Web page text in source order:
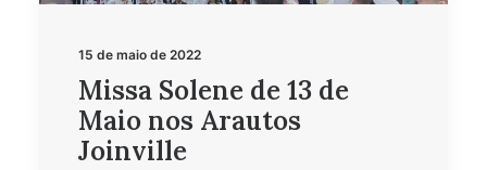
15 de maio de 2022
Missa Solene de 13 de
Maio nos Arautos
Joinville